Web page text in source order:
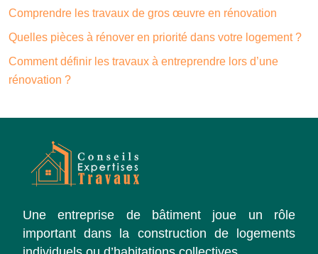
Comprendre les travaux de gros œuvre en rénovation
Quelles pièces à rénover en priorité dans votre logement ?
Comment définir les travaux à entreprendre lors d’une
rénovation ?
Une entreprise de bâtiment joue un rôle
important dans la construction de logements